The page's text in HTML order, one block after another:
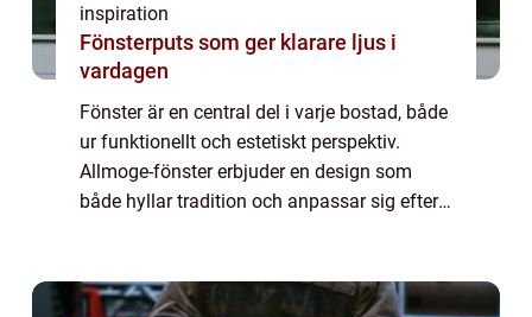
inspiration
Fönsterputs som ger klarare ljus i
vardagen
Fönster är en central del i varje bostad, både
ur funktionellt och estetiskt perspektiv.
Allmoge-fönster erbjuder en design som
både hyllar tradition och anpassar sig efter